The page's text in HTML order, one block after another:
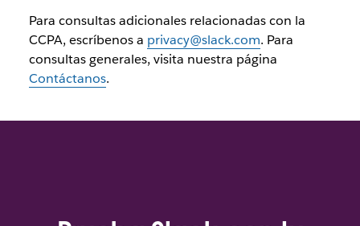
Para consultas adicionales relacionadas con la
CCPA, escríbenos a privacy@slack.com. Para
consultas generales, visita nuestra página
Contáctanos.